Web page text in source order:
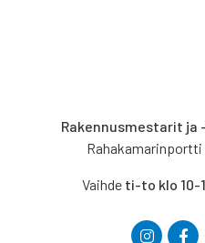
Rakennusmestarit ja
Rahakamarinportti
Vaihde ti-to klo 10-